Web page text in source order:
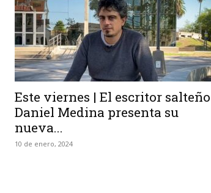
Este viernes | El escritor salteño
Daniel Medina presenta su
nueva...
10 de enero, 2024